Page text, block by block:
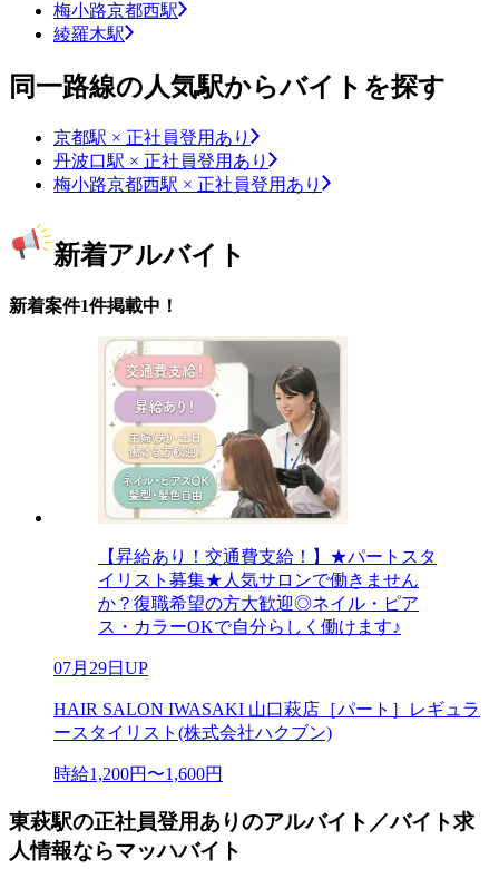
梅小路京都西駅
綾羅木駅
同一路線の人気駅からバイトを探す
京都駅 × 正社員登用あり
丹波口駅 × 正社員登用あり
梅小路京都西駅 × 正社員登用あり
新着アルバイト
新着案件1件掲載中！
【昇給あり！交通費支給！】★パートスタ
イリスト募集★人気サロンで働きません
か？復職希望の方大歓迎◎ネイル・ピア
ス・カラーOKで自分らしく働けます♪
07月29日UP
HAIR SALON IWASAKI 山口萩店［パート］レギュラ
ースタイリスト(株式会社ハクブン)
時給1,200円〜1,600円
東萩駅の正社員登用ありのアルバイト／バイト求
人情報ならマッハバイト